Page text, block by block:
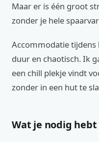
Maar er is één groot
zonder je hele
Accommodatie tijdens
duur en chaotisch. Ik
een chill plekje vindt
zonder in een hut te
Wat je nodig